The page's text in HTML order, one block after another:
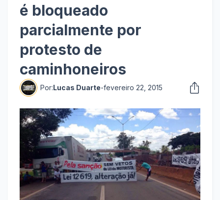
é bloqueado
parcialmente por
protesto de
caminhoneiros
Por:Lucas Duarte-fevereiro 22, 2015